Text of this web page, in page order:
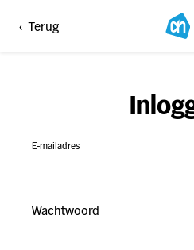
< Terug
E-mailadres
Wachtwoord